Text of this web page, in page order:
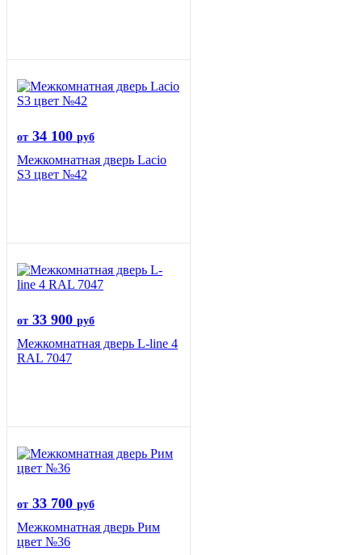
от 34 100 руб
Межкомнатная дверь Lacio
S3 цвет №42
от 33 900 руб
Межкомнатная дверь L-line 4
RAL 7047
от 33 700 руб
Межкомнатная дверь Рим
цвет №36